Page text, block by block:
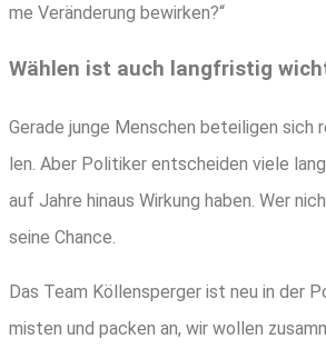
me Ver­än­de­rung bewirken?“
Wäh­len ist auch lang­fris­tig
Gera­de jun­ge Men­schen betei­li­gen sich
len. Aber Poli­ti­ker ent­schei­den vie­le
auf Jah­re hin­aus Wir­kung haben. Wer
sei­ne Chance.
Das Team Köl­len­sper­ger ist neu in der
mis­ten und packen an, wir wol­len